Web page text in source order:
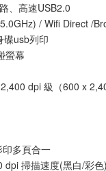
、高速USB2.0
/ Wifi Direct /
碟usb列印
螢幕
dpi 級（600 x
多頁合一
dpi 掃描速度(黑白/彩